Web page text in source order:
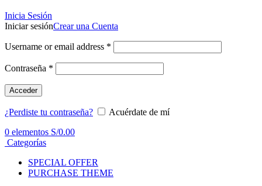
Inicia Sesión
Iniciar sesiónCrear una Cuenta
Username or email address *
Contraseña *
Acceder
¿Perdiste tu contraseña?
Acuérdate de mí
0 elementos S/0.00
Categorías
SPECIAL OFFER
PURCHASE THEME